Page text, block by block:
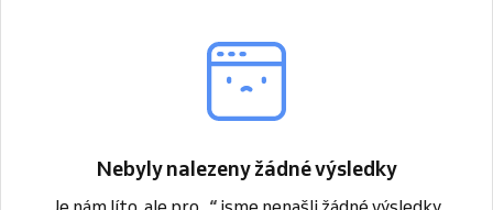
Nebyly nalezeny žádné výsledky